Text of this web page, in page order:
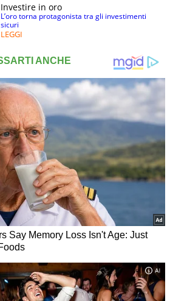
Investire in oro
L’oro torna protagonista tra gli investimenti
sicuri
LEGGI